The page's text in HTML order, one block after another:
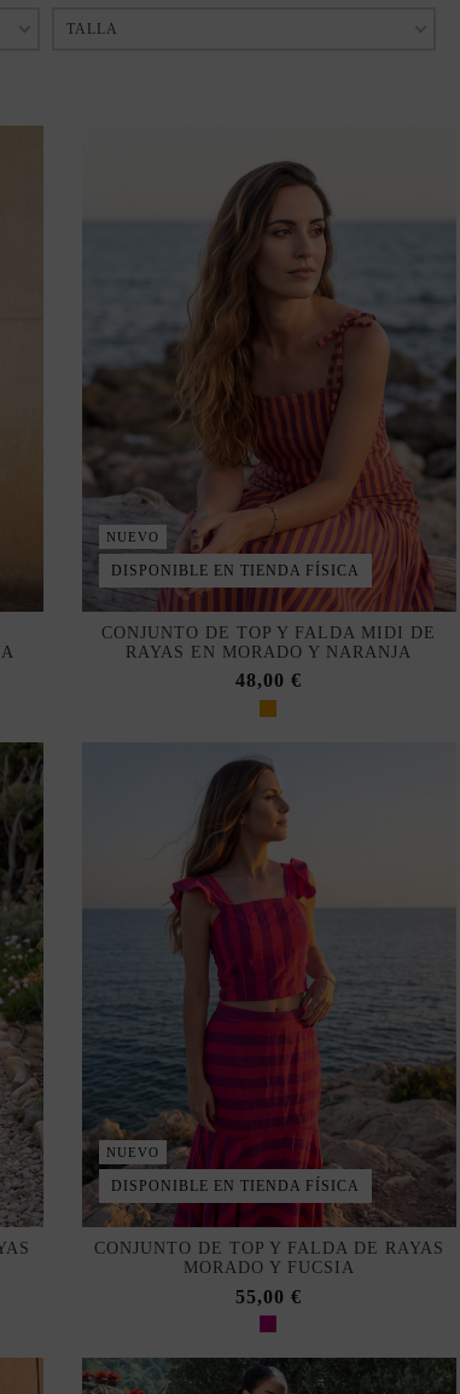
TALLA
NUEVO
DISPONIBLE EN TIENDA FÍSICA
CONJUNTO DE TOP Y FALDA MIDI DE
RAYAS EN MORADO Y NARANJA
48,00 €
NUEVO
DISPONIBLE EN TIENDA FÍSICA
CONJUNTO DE TOP Y FALDA DE RAYAS
MORADO Y FUCSIA
55,00 €